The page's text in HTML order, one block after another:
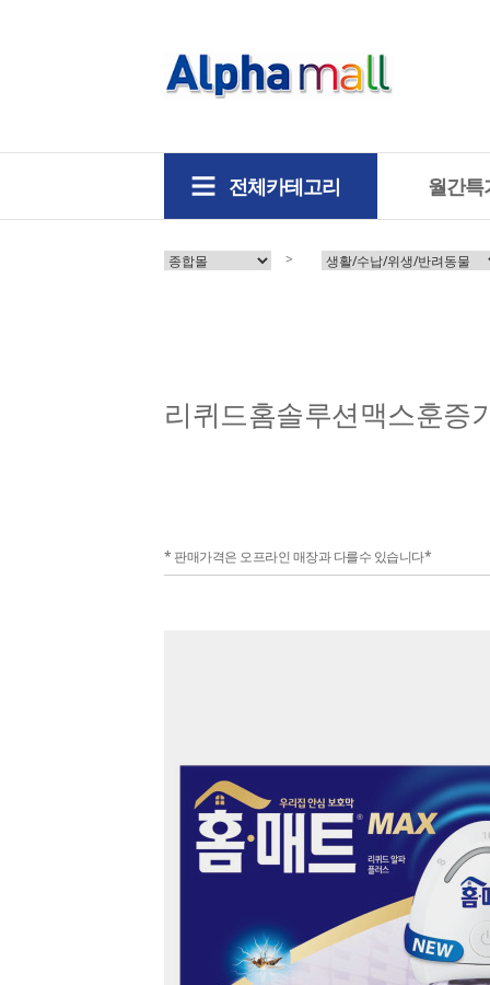
전체카테고리 월간특
>
리퀴드홈솔루션맥스훈
* 판매가격은 오프라인 매장과 다를수 있습니다*